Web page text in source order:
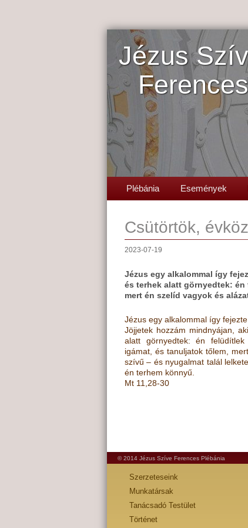
Jézus
Plébánia Események
Csütörtök,
2023-07-19
Jézus egy alkalommal így
és terhek alatt görnyedtek:
mert én szelíd vagyok és
Jézus egy alkalommal így
Jöjjetek hozzám mindnyájan,
alatt görnyedtek: én felüdítlek
igámat, és tanuljatok tőlem,
szívű – és nyugalmat talál
én terhem könnyű.
Mt 11,28-30
© 2014 Jézus Szíve Ferences Plébánia
Szerzeteseink
Munkatársak
Tanácsadó Testület
Történet